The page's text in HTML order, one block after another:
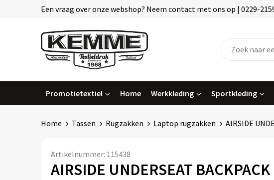
Een vraag over onze webshop? Neem contact met ons op | 0229-
Promotietextiel Home Werkkleding Sportkleding
Home Tassen Rugzakken Laptop rugzakken AIRSIDE
Artikelnummer: 115438
AIRSIDE UNDERSEAT BACKPACK